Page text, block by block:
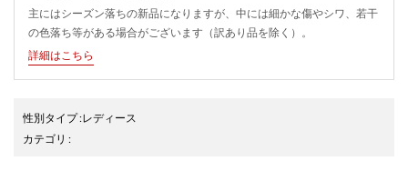
主にはシーズン落ちの新品になりますが、中には細かな傷やシワ、若干
の色落ち等がある場合がございます（訳あり品を除く）。
詳細はこちら
性別タイプ:レディース
カテゴリ :